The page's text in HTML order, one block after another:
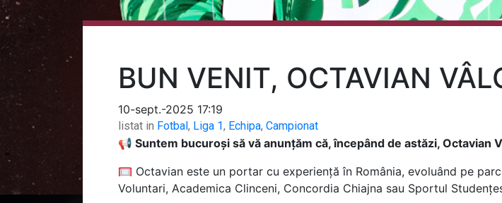
BUN VENIT, OCTAVIAN
10-sept.-2025 17:19
listat in Fotbal, Liga 1, Echipa, Campionat
📢 Suntem bucuroși să vă anunțăm că, începând de astăzi,
🥅 Octavian este un portar cu experiență în România, evoluând pe
Voluntari, Academica Clinceni, Concordia Chiajna sau Sportul